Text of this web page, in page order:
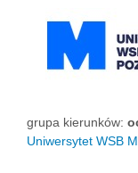
grupa kierunków:
Uniwersytet WSB